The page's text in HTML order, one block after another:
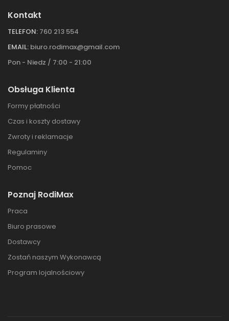
Kontakt
TELEFON: 760 213 554
EMAIL: biuro.rodimax@gmail.com
Pon - Niedz / 7:00 - 21:00
Obsługa Klienta
Formy płatności
Czas i koszty dostawy
Zwroty i reklamacje
Regulaminy
Pomoc
Poznaj RodiMax
Praca
Biuro prasowe
Dostawcy
Zostań naszym Wykonawcą
Program lojalnościowy